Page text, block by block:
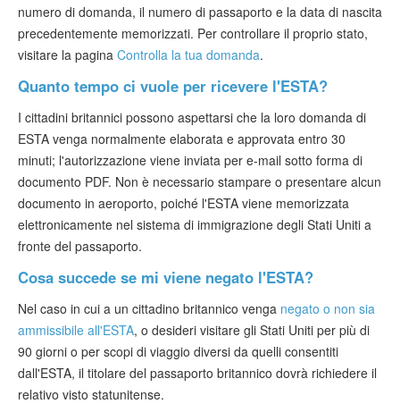
numero di domanda, il numero di passaporto e la data di nascita
precedentemente memorizzati. Per controllare il proprio stato,
visitare la pagina Controlla la tua domanda.
Quanto tempo ci vuole per ricevere l'ESTA?
I cittadini britannici possono aspettarsi che la loro domanda di
ESTA venga normalmente elaborata e approvata entro 30
minuti; l'autorizzazione viene inviata per e-mail sotto forma di
documento PDF. Non è necessario stampare o presentare alcun
documento in aeroporto, poiché l'ESTA viene memorizzata
elettronicamente nel sistema di immigrazione degli Stati Uniti a
fronte del passaporto.
Cosa succede se mi viene negato l'ESTA?
Nel caso in cui a un cittadino britannico venga negato o non sia
ammissibile all'ESTA, o desideri visitare gli Stati Uniti per più di
90 giorni o per scopi di viaggio diversi da quelli consentiti
dall'ESTA, il titolare del passaporto britannico dovrà richiedere il
relativo visto statunitense.